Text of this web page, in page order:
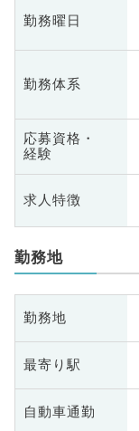
勤務曜日
勤務体系
応募資格・
経験
求人特徴
勤務地
勤務地
最寄り駅
自動車通勤